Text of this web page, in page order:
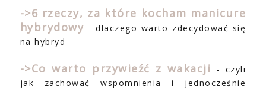
->6 rzeczy, za które kocham manicure
hybrydowy - dlaczego warto zdecydować się
na hybryd
->Co warto przywieźć z wakacji
- czyli
jak zachować wspomnienia i jednocześnie